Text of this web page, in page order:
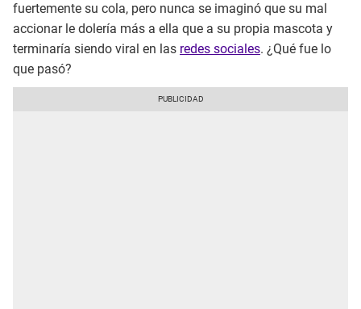
fuertemente su cola, pero nunca se imaginó que su mal
accionar le dolería más a ella que a su propia mascota y
terminaría siendo viral en las redes sociales. ¿Qué fue lo
que pasó?